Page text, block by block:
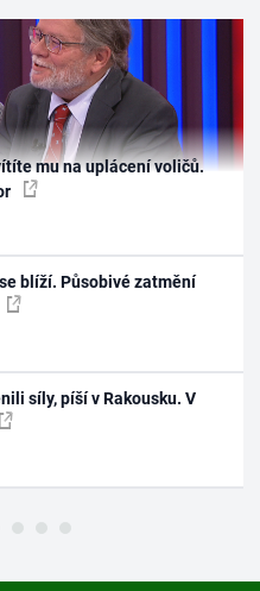
mu na uplácení voličů.
blíží. Působivé zatmění
síly, píší v Rakousku. V